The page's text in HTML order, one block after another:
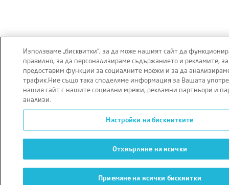
Използваме „бисквитки“, за да може нашият сайт да
правилно, за да персонализираме съдържанието и рекламите,
предоставим функции за социалните мрежи и за да
трафик.Ние също така споделяме информация за Вашата
нашия сайт с нашите социални мрежи, рекламни партньори и
анализи.
Настройки на бисквитките
Отхвърляне на всички
Приемане на всички бисквитки